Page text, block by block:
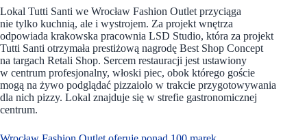
Lokal Tutti Santi we Wrocław Fashion Outlet przyciąga
nie tylko kuchnią, ale i wystrojem. Za projekt wnętrza
odpowiada krakowska pracownia LSD Studio, która za projekt
Tutti Santi otrzymała prestiżową nagrodę Best Shop Concept
na targach Retali Shop. Sercem restauracji jest ustawiony
w centrum profesjonalny, włoski piec, obok którego goście
mogą na żywo podglądać pizzaiolo w trakcie przygotowywania
dla nich pizzy. Lokal znajduje się w strefie gastronomicznej
centrum.